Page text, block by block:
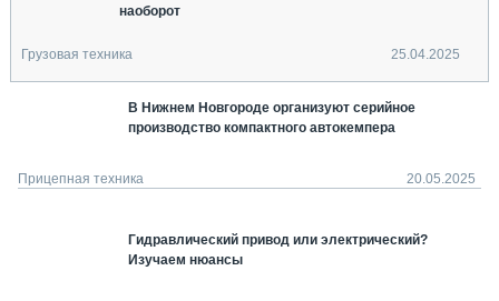
наоборот
Грузовая техника 25.04.2025
В Нижнем Новгороде организуют серийное
производство компактного автокемпера
Прицепная техника 20.05.2025
Гидравлический привод или электрический?
Изучаем нюансы